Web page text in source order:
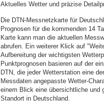
Aktuelles Wetter und präzise
Die DTN-Messnetzkarte für
Prognosen für die kommenden 14
Karte kann man die aktuellen
abrufen. Ein weiterer Klick auf
Aufbereitung der wichtigsten
Punktprognosen basieren auf der
DTN, die jeder Wetterstation eine
Messdaten angepasste Wetter-
einem Blick eine übersichtliche und
Standort in Deutschland.